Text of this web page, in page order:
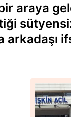
araya
arkadaşı